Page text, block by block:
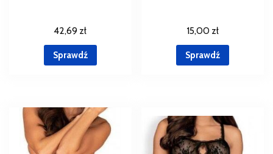
42,69 zł
Sprawdź
15,00 zł
Sprawdź